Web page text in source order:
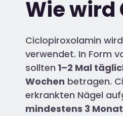
Wie
Ciclopiroxolamin
verwendet. In Form
sollten 1–2 Mal
Wochen betragen.
erkrankten Nägel
mindestens 3